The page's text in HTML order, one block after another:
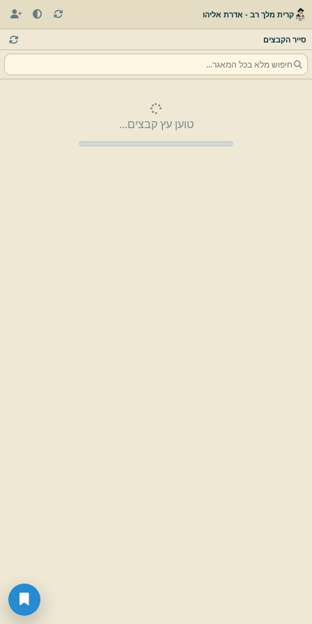
קרית מלך רב - אדרת אליהו
סייר הקבצים
טוען עץ קבצים...